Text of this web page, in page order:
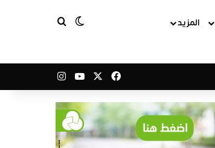
المزيد الوضع المظلم
بحث عن
فيسبوك‫YouTube
انستقرام